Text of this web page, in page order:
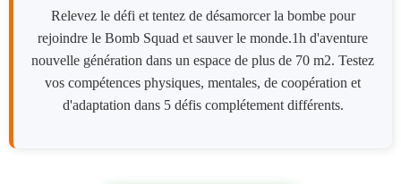
Relevez le défi et tentez de désamorcer la bombe pour
rejoindre le Bomb Squad et sauver le monde.1h d'aventure
nouvelle génération dans un espace de plus de 70 m2. Testez
vos compétences physiques, mentales, de coopération et
d'adaptation dans 5 défis complétement différents.